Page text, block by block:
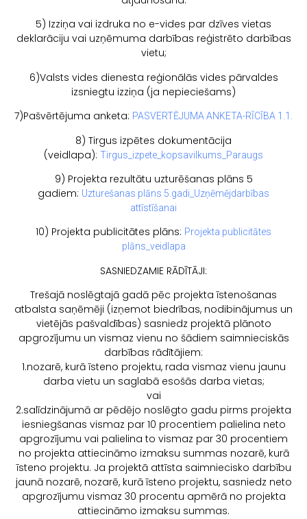
5) Izziņa vai izdruka no e-vides par dzīves vietas
deklarāciju vai uzņēmuma darbības reģistrēto darbības
vietu;
6)Valsts vides dienesta reģionālās vides pārvaldes
izsniegtu izziņa (ja nepieciešams)
7)Pašvērtējuma anketa: PASVERTĒJUMA ANKETA-RĪCĪBA 1.1.
8) Tirgus izpētes dokumentācija
(veidlapa): Tirgus_izpete_kopsavilkums_Paraugs
9) Projekta rezultātu uzturēšanas plāns 5
gadiem: Uzturešanas plāns 5.gadi_Uzņēmējdarbības
attīstīšanai
10) Projekta publicitātes plāns: Projekta publicitātes
plāns_veidlapa
SASNIEDZAMIE RĀDĪTĀJI:
Trešajā noslēgtajā gadā pēc projekta īstenošanas
atbalsta saņēmēji (izņemot biedrības, nodibinājumus un
vietējās pašvaldības) sasniedz projektā plānoto
apgrozījumu un vismaz vienu no šādiem saimnieciskās
darbības rādītājiem:
1.nozarē, kurā īsteno projektu, rada vismaz vienu jaunu
darba vietu un saglabā esošās darba vietas;
vai
2.salīdzinājumā ar pēdējo noslēgto gadu pirms projekta
iesniegšanas vismaz par 10 procentiem palielina neto
apgrozījumu vai palielina to vismaz par 30 procentiem
no projekta attiecināmo izmaksu summas nozarē, kurā
īsteno projektu. Ja projektā attīsta saimniecisko darbību
jaunā nozarē, nozarē, kurā īsteno projektu, sasniedz neto
apgrozījumu vismaz 30 procentu apmērā no projekta
attiecināmo izmaksu summas.